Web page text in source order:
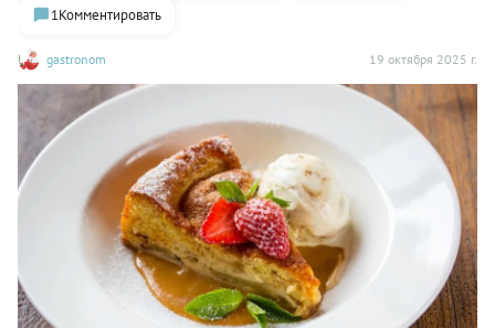
gastronom 19 октября 2025 г.
1Комментировать